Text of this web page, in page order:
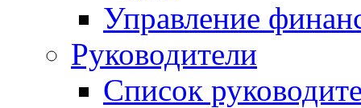
Управление
Руководители
Список